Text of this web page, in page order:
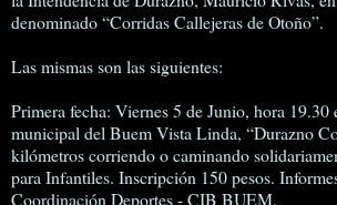
denominado “Corridas Callejeras de Otoño”.
Las mismas son las siguientes:
Primera fecha: Viernes 5 de Junio, hora 19.30
municipal del Buem Vista Linda, “Durazno
kilómetros corriendo o caminando
para Infantiles. Inscripción 150 pesos.
Coordinación Deportes - CIB BUEM.